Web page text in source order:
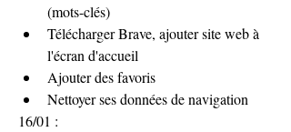
(mots-clés)
Télécharger Brave, ajouter site web à
l'écran d'accueil
Ajouter des favoris
Nettoyer ses données de navigation
16/01 :